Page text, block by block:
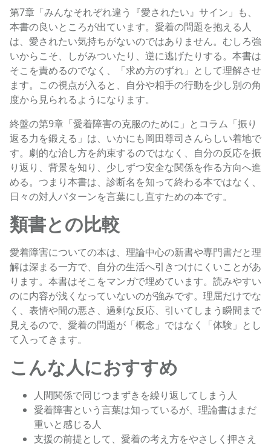
第7章「みんなそれぞれ違う『愛されたい』サイン」も、
本書の良いところが出ています。愛着の問題を抱える人
は、愛されたい気持ちがないのではありません。むしろ強
いからこそ、しがみついたり、逆に逃げたりする。本書は
そこを責めるのでなく、「求め方のずれ」として理解させ
ます。この視点が入ると、自分や相手の行動を少し別の角
度から見られるようになります。
終盤の第9章「愛着障害の克服のために」とコラム「振り
返る力を鍛える」は、いかにも岡田尊司さんらしい着地で
す。劇的な治し方を約束するのではなく、自分の反応を振
り返り、背景を知り、少しずつ安全な関係を作る方向へ進
める。つまり本書は、診断名を知って終わる本ではなく、
日々の対人パターンを言葉にし直すための本です。
類書との比較
愛着障害についての本は、理論中心の新書や専門書だと理
解は深まる一方で、自分の生活へ引きつけにくいことがあ
ります。本書はそこをマンガで埋めています。読みやすい
のに内容が浅くなっていないのが強みです。理屈だけでな
く、表情や間の悪さ、過剰な反応、引いてしまう瞬間まで
見えるので、愛着の問題が「概念」ではなく「体験」とし
て入ってきます。
こんな人におすすめ
人間関係で同じつまずきを繰り返してしまう人
愛着障害という言葉は知っているが、理論書はまだ
重いと感じる人
支援の前提として、愛着の考え方をやさしく押さえ